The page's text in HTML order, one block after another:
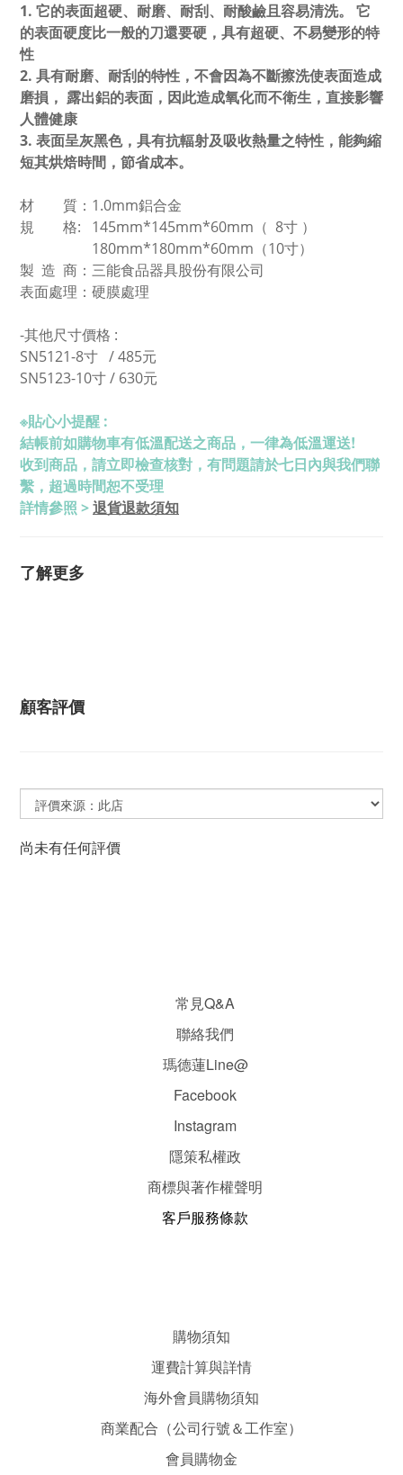
1. 它的表面超硬、耐磨、耐刮、耐酸鹼且容易清洗。 它
的表面硬度比一般的刀還要硬，具有超硬、不易變形的特
性
2. 具有耐磨、耐刮的特性，不會因為不斷擦洗使表面造成
磨損， 露出鋁的表面，因此造成氧化而不衛生，直接影響
人體健康
3. 表面呈灰黑色，具有抗輻射及吸收熱量之特性，能夠縮
短其烘焙時間，節省成本。
材 質：1.0mm鋁合金
規 格: 145mm*145mm*60mm（ 8寸 ）
180mm*180mm*60mm （10寸）
製 造 商：三能食品器具股份有限公司
表面處理：硬膜處理
-其他尺寸價格 :
SN5121-8寸 /485元
SN5123-10寸 / 630元
※貼心小提醒 :
結帳前如購物車有低溫配送之商品，一律為低溫運送!
收到商品，請立即檢查核對，有問題請於七日內與我們聯
繫，超過時間恕不受理
詳情參照 >退貨退款須知
了解更多
顧客評價
尚未有任何評價
常見Q&A
聯絡我們
瑪德蓮Line@
Facebook
Instagram
隱策私權政
商標與著作權聲明
客戶服務條款
購物須知
運費計算與詳情
海外會員購物須知
商業配合（公司行號＆工作室）
會員購物金